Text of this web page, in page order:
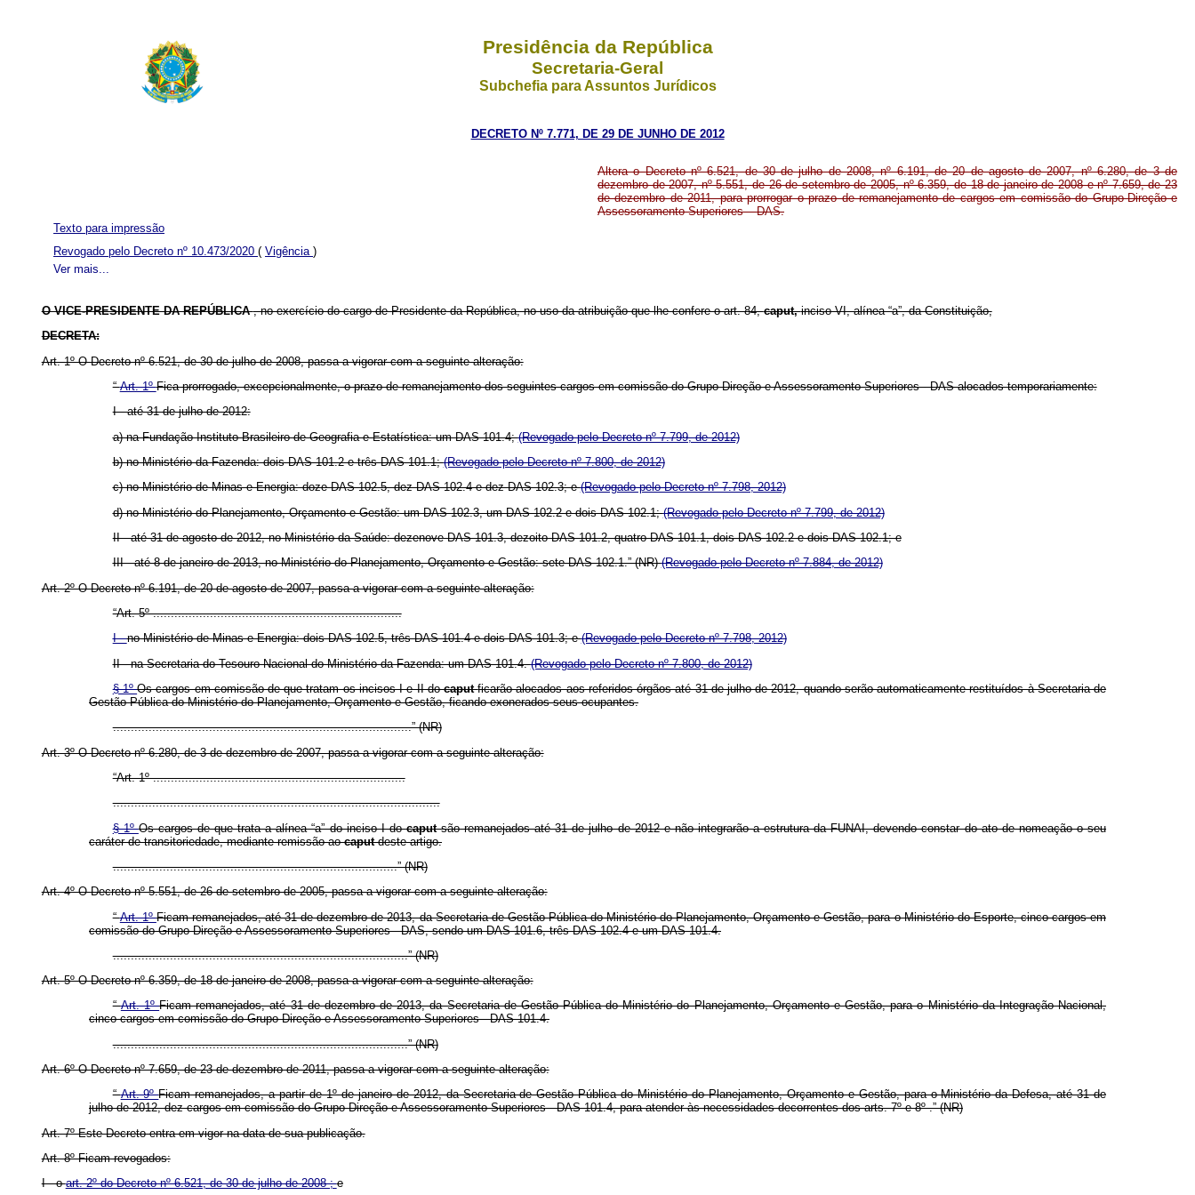
Presidência da República
Secretaria-Geral
Subchefia para Assuntos Jurídicos
DECRETO Nº 7.771, DE 29 DE JUNHO DE 2012
Altera o Decreto nº 6.521, de 30 de julho de 2008, nº 6.191, de 20 de agosto de 2007, nº 6.280, de 3 de
dezembro de 2007, nº 5.551, de 26 de setembro de 2005, nº 6.359, de 18 de janeiro de 2008 e nº 7.659, de 23
de dezembro de 2011, para prorrogar o prazo de remanejamento de cargos em comissão do Grupo-Direção e
Assessoramento Superiores – DAS.
Ver mais...
Texto para impressão
Revogado pelo Decreto nº 10.473/2020 ( Vigência )
O VICE-PRESIDENTE DA REPÚBLICA, no exercício do cargo de Presidente da República, no uso da atribuição que lhe confere o art. 84,caput,inciso VI, alínea “a”, da Constituição,
DECRETA:
Art. 1º O Decreto nº 6.521, de 30 de julho de 2008, passa a vigorar com a seguinte alteração:
“Art. 1ºFica prorrogado, excepcionalmente, o prazo de remanejamento dos seguintes cargos em comissão do Grupo-Direção e Assessoramento Superiores - DAS alocados temporariamente:
I - até 31 de julho de 2012:
a) na Fundação Instituto Brasileiro de Geografia e Estatística: um DAS 101.4;(Revogado pelo Decreto nº 7.799, de 2012)
b) no Ministério da Fazenda: dois DAS 101.2 e três DAS 101.1;(Revogado pelo Decreto nº 7.800, de 2012)
c) no Ministério de Minas e Energia: doze DAS 102.5, dez DAS 102.4 e dez DAS 102.3; e(Revogado pelo Decreto nº 7.798, 2012)
d) no Ministério do Planejamento, Orçamento e Gestão: um DAS 102.3, um DAS 102.2 e dois DAS 102.1;(Revogado pelo Decreto nº 7.799, de 2012)
II - até 31 de agosto de 2012, no Ministério da Saúde: dezenove DAS 101.3, dezoito DAS 101.2, quatro DAS 101.1, dois DAS 102.2 e dois DAS 102.1; e
III - até 8 de janeiro de 2013, no Ministério do Planejamento, Orçamento e Gestão: sete DAS 102.1.” (NR)(Revogado pelo Decreto nº 7.884, de 2012)
Art. 2º O Decreto nº 6.191, de 20 de agosto de 2007, passa a vigorar com a seguinte alteração:
“Art. 5º ......................................................................
I -no Ministério de Minas e Energia: dois DAS 102.5, três DAS 101.4 e dois DAS 101.3; e(Revogado pelo Decreto nº 7.798, 2012)
II - na Secretaria do Tesouro Nacional do Ministério da Fazenda: um DAS 101.4.(Revogado pelo Decreto nº 7.800, de 2012)
§ 1ºOs cargos em comissão de que tratam os incisos I e II docaputficarão alocados aos referidos órgãos até 31 de julho de 2012, quando serão automaticamente restituídos à Secretaria de
Gestão Pública do Ministério do Planejamento, Orçamento e Gestão, ficando exonerados seus ocupantes.
....................................................................................” (NR)
Art. 3º O Decreto nº 6.280, de 3 de dezembro de 2007, passa a vigorar com a seguinte alteração:
“Art. 1º .......................................................................
............................................................................................
§ 1ºOs cargos de que trata a alínea “a” do inciso I docaputsão remanejados até 31 de julho de 2012 e não integrarão a estrutura da FUNAI, devendo constar do ato de nomeação o seu
caráter de transitoriedade, mediante remissão aocaputdeste artigo.
................................................................................” (NR)
Art. 4º O Decreto nº 5.551, de 26 de setembro de 2005, passa a vigorar com a seguinte alteração:
“Art. 1ºFicam remanejados, até 31 de dezembro de 2013, da Secretaria de Gestão Pública do Ministério do Planejamento, Orçamento e Gestão, para o Ministério do Esporte, cinco cargos em
comissão do Grupo-Direção e Assessoramento Superiores - DAS, sendo um DAS 101.6, três DAS 102.4 e um DAS 101.4.
...................................................................................” (NR)
Art. 5º O Decreto nº 6.359, de 18 de janeiro de 2008, passa a vigorar com a seguinte alteração:
“Art. 1ºFicam remanejados, até 31 de dezembro de 2013, da Secretaria de Gestão Pública do Ministério do Planejamento, Orçamento e Gestão, para o Ministério da Integração Nacional,
cinco cargos em comissão do Grupo-Direção e Assessoramento Superiores - DAS 101.4.
...................................................................................” (NR)
Art. 6º O Decreto nº 7.659, de 23 de dezembro de 2011, passa a vigorar com a seguinte alteração:
“Art. 9ºFicam remanejados, a partir de 1º de janeiro de 2012, da Secretaria de Gestão Pública do Ministério do Planejamento, Orçamento e Gestão, para o Ministério da Defesa, até 31 de
julho de 2012, dez cargos em comissão do Grupo-Direção e Assessoramento Superiores - DAS 101.4, para atender às necessidades decorrentes dos arts. 7º e 8º .” (NR)
Art. 7º Este Decreto entra em vigor na data de sua publicação.
Art. 8º Ficam revogados:
I - oart. 2º do Decreto nº 6.521, de 30 de julho de 2008 ;e